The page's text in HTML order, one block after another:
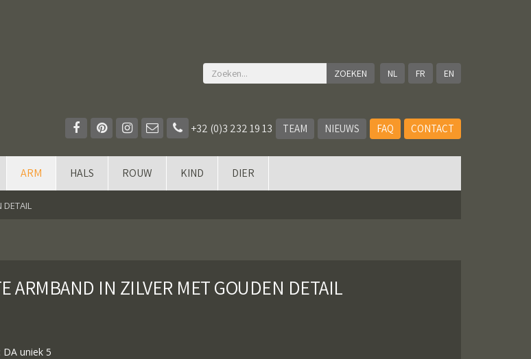
NL FR EN
+32 (0)3 232 19 13 TEAM NIEUWS FAQ CONTACT
ARM HALS ROUW KIND DIER
DETAIL
ARMBAND IN ZILVER MET GOUDEN DETAIL
DA uniek 5